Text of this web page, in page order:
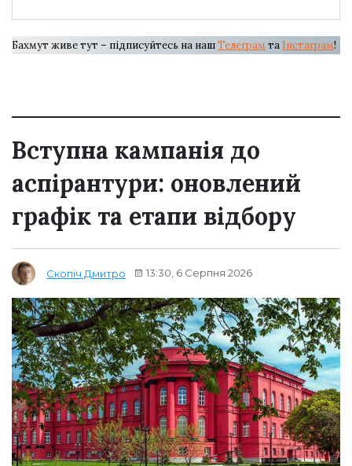
Бахмут живе тут – підписуйтесь на нашТелеграм та Інстаграм!
Вступна кампанія до
аспірантури: оновлений
графік та етапи відбору
Скопіч Дмитро 13:30, 6 Серпня 2026